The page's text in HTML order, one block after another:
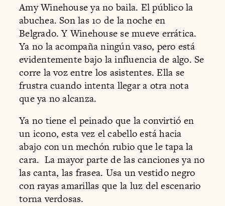
Amy Winehouse ya no baila. El público la
abuchea. Son las 10 de la noche en
Belgrado. Y Winehouse se mueve errática.
Ya no la acompaña ningún vaso, pero está
evidentemente bajo la influencia de algo. Se
corre la voz entre los asistentes. Ella se
frustra cuando intenta llegar a otra nota
que ya no alcanza.
Ya no tiene el peinado que la convirtió en
un icono, esta vez el cabello está hacia
abajo con un mechón rubio que le tapa la
cara. La mayor parte de las canciones ya no
las canta, las frasea. Usa un vestido negro
con rayas amarillas que la luz del escenario
torna verdosas.